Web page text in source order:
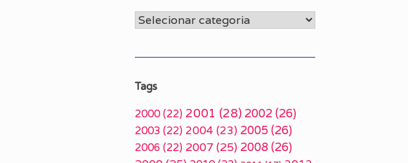
Categorias
Tags
2000 (22) 2001 (28) 2002(26)
2003 (22) 2004 (23) 2005 (26)
2006 (22) 2007 (25) 2008(26)